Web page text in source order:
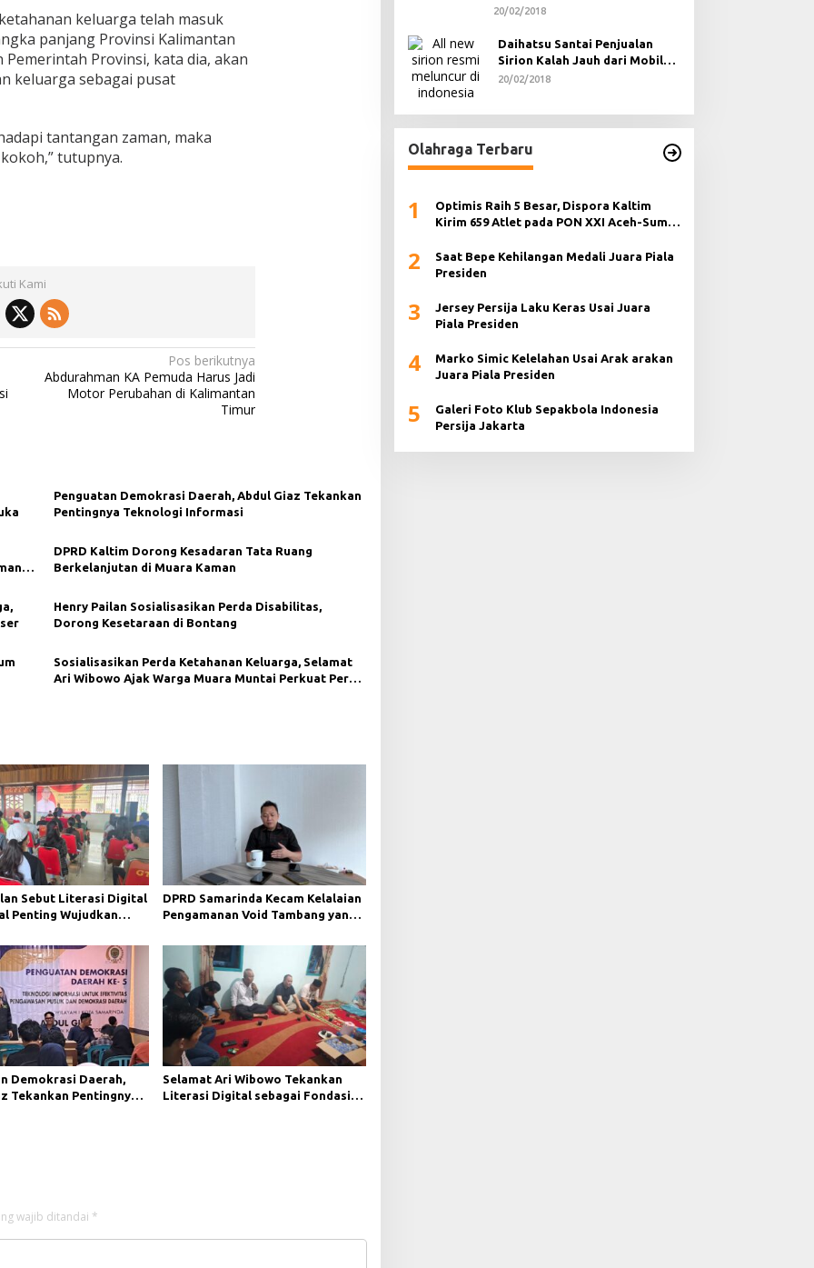
keluarga telah masuk
panjang Provinsi Kalimantan
Pemerintah Provinsi, kata dia, akan
keluarga sebagai pusat
tantangan zaman, maka
tutupnya.
Kami
Pos berikutnya
Abdurahman KA Pemuda Harus Jadi
Motor Perubahan di Kalimantan
Timur
Penguatan Demokrasi Daerah, Abdul Giaz Tekankan
Pentingnya Teknologi Informasi
DPRD Kaltim Dorong Kesadaran Tata Ruang
Berkelanjutan di Muara Kaman
Henry Pailan Sosialisasikan Perda Disabilitas,
Dorong Kesetaraan di Bontang
Sosialisasikan Perda Ketahanan Keluarga, Selamat
Ari Wibowo Ajak Warga Muara Muntai Perkuat Peran
Sebut Literasi Digital
Penting Wujudkan
DPRD Samarinda Kecam Kelalaian
Pengamanan Void Tambang yang
Demokrasi Daerah,
Tekankan Pentingnya
Selamat Ari Wibowo Tekankan
Literasi Digital sebagai Fondasi
wajib ditandai *
20/02/2018
Daihatsu Santai Penjualan
Sirion Kalah Jauh dari Mobil
LCGC
20/02/2018
Olahraga Terbaru
1
Optimis Raih 5 Besar, Dispora Kaltim
Kirim 659 Atlet pada PON XXI Aceh-Sumut
2
Saat Bepe Kehilangan Medali Juara Piala
Presiden
3
Jersey Persija Laku Keras Usai Juara
Piala Presiden
4
Marko Simic Kelelahan Usai Arak arakan
Juara Piala Presiden
5
Galeri Foto Klub Sepakbola Indonesia
Persija Jakarta